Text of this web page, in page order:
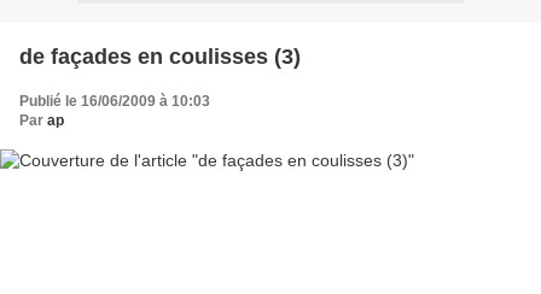
de façades en coulisses (3)
Publié le 16/06/2009 à 10:03
Par ap